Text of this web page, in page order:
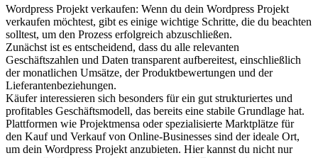
Wordpress Projekt verkaufen: Wenn du dein Wordpress Projekt
verkaufen möchtest, gibt es einige wichtige Schritte, die du beachten
solltest, um den Prozess erfolgreich abzuschließen.
Zunächst ist es entscheidend, dass du alle relevanten
Geschäftszahlen und Daten transparent aufbereitest, einschließlich
der monatlichen Umsätze, der Produktbewertungen und der
Lieferantenbeziehungen.
Käufer interessieren sich besonders für ein gut strukturiertes und
profitables Geschäftsmodell, das bereits eine stabile Grundlage hat.
Plattformen wie Projektmensa oder spezialisierte Marktplätze für
den Kauf und Verkauf von Online-Businesses sind der ideale Ort,
um dein Wordpress Projekt anzubieten. Hier kannst du nicht nur